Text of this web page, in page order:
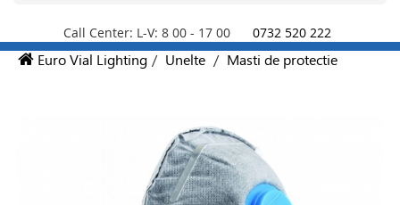
Call Center: L-V: 8 00 - 17 00 0732 520 222
Euro Vial Lighting / Unelte / Masti de protectie